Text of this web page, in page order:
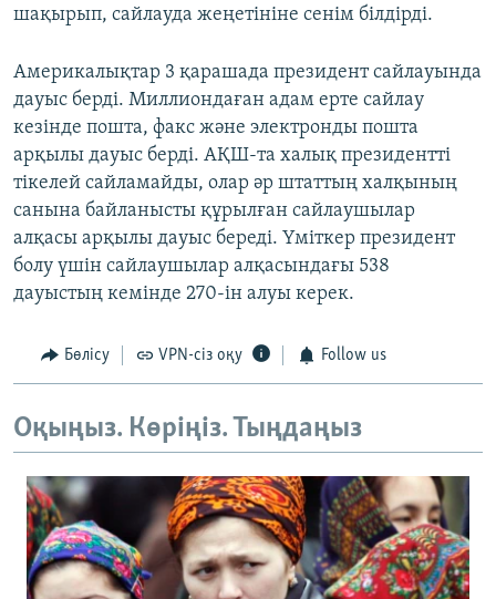
шақырып, сайлауда жеңетініне сенім білдірді.
Америкалықтар 3 қарашада президент сайлауында
дауыс берді. Миллиондаған адам ерте сайлау
кезінде пошта, факс және электронды пошта
арқылы дауыс берді. АҚШ-та халық президентті
тікелей сайламайды, олар әр штаттың халқының
санына байланысты құрылған сайлаушылар
алқасы арқылы дауыс береді. Үміткер президент
болу үшін сайлаушылар алқасындағы 538
дауыстың кемінде 270-ін алуы керек.
Бөлісу VPN-сіз оқу Follow us
Оқыңыз. Көріңіз. Тыңдаңыз